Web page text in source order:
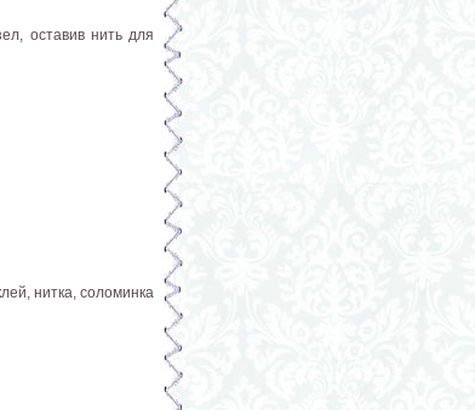
оставив нить для
нитка, соломинка